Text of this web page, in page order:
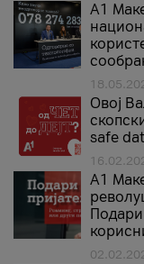
A1
Овој
safe
А1